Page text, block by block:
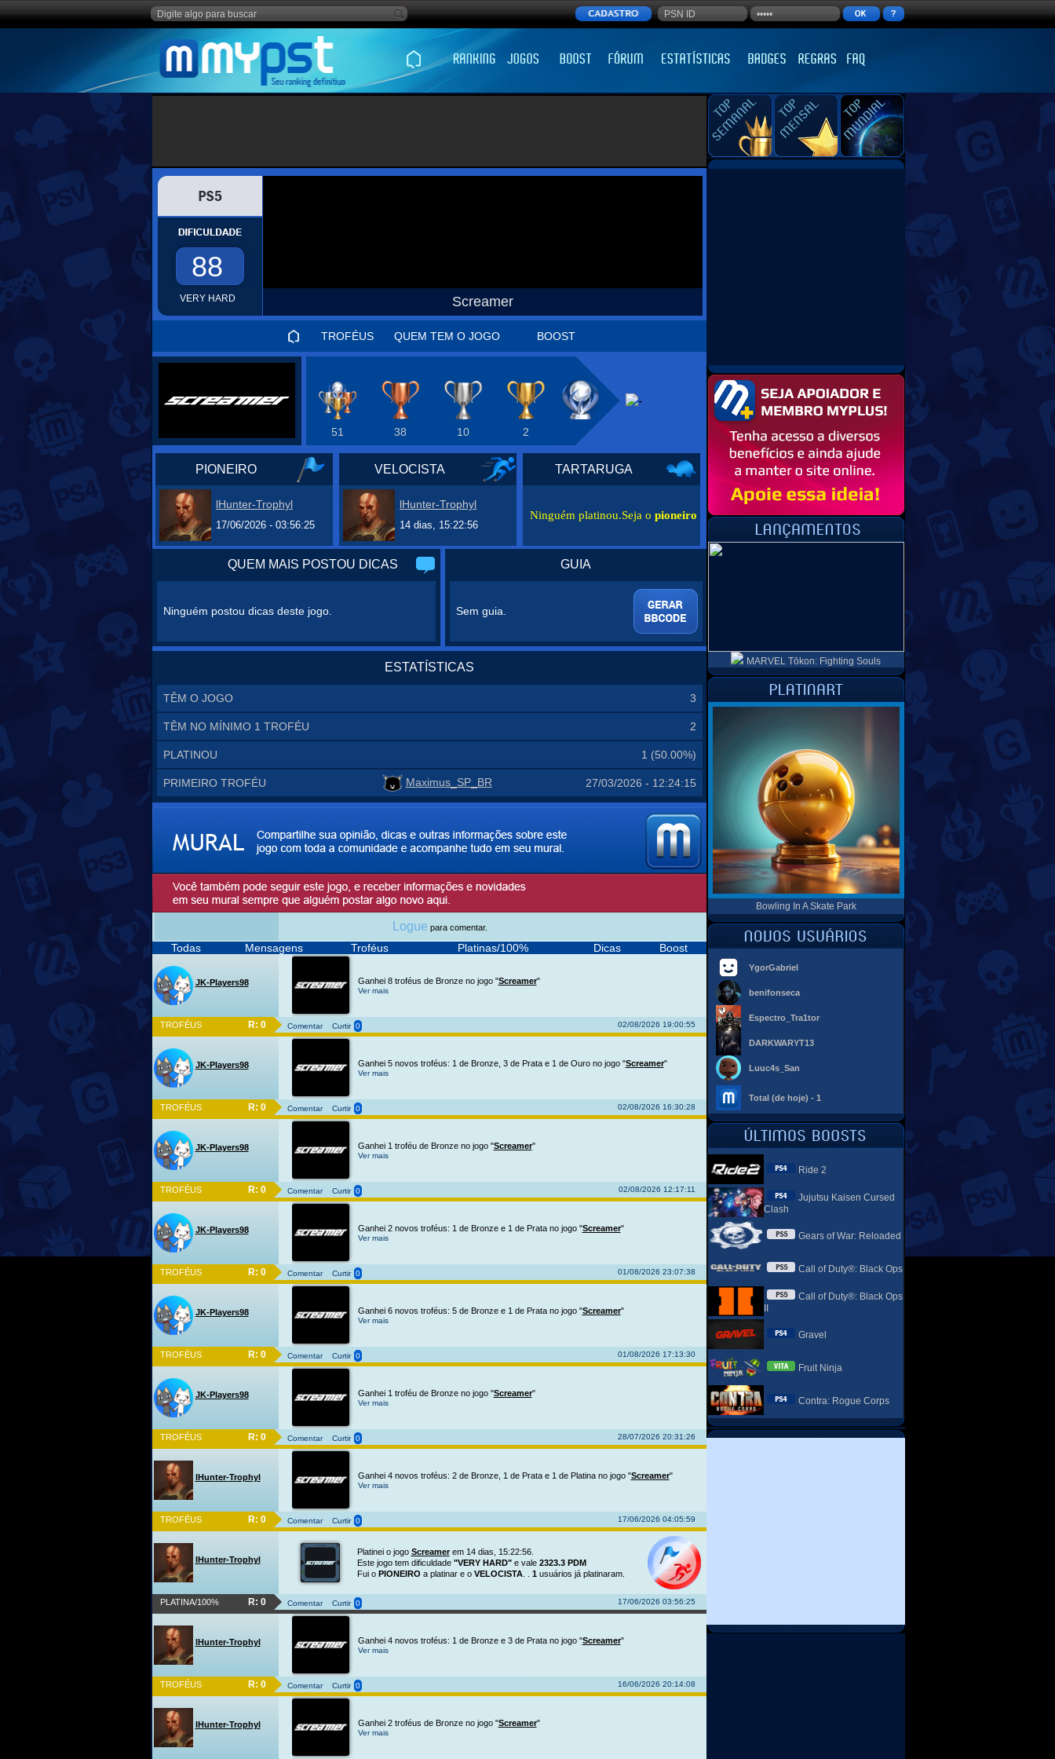
88
VERY HARD Screamer
TROFÉUS QUEM TEM O JOGO BOOST
51 38 10 2
PIONEIRO
lHunter-Trophyl
17/06/2026 - 03:56:25
VELOCISTA
lHunter-Trophyl
14 dias, 15:22:56
TARTARUGA
Ninguém platinou.Seja o pioneiro
QUEM MAIS POSTOU DICAS GUIA
Ninguém postou dicas deste jogo. Sem guia.
ESTATÍSTICAS
TÊM O JOGO 3
TÊM NO MÍNIMO 1 TROFÉU 2
PLATINOU 1 (50.00%)
PRIMEIRO TROFÉU Maximus_SP_BR 27/03/2026 - 12:24:15
Logue para comentar.
Todas Mensagens Troféus Platinas/100% Dicas Boost
JK-Players98 Ganhei 8 troféus de Bronze no jogo "Screamer"
Ver mais
TROFÉUS R: 0 Comentar Curtir 0 02/08/2026 19:00:55
JK-Players98 Ganhei 5 novos troféus: 1 de Bronze, 3 de Prata e 1 de Ouro no jogo "Screamer"
Ver mais
TROFÉUS R: 0 Comentar Curtir 0 02/08/2026 16:30:28
JK-Players98 Ganhei 1 troféu de Bronze no jogo "Screamer"
Ver mais
TROFÉUS R: 0 Comentar Curtir 0 02/08/2026 12:17:11
JK-Players98 Ganhei 2 novos troféus: 1 de Bronze e 1 de Prata no jogo "Screamer"
Ver mais
TROFÉUS R: 0 Comentar Curtir 0 01/08/2026 23:07:38
JK-Players98 Ganhei 6 novos troféus: 5 de Bronze e 1 de Prata no jogo "Screamer"
Ver mais
TROFÉUS R: 0 Comentar Curtir 0 01/08/2026 17:13:30
JK-Players98 Ganhei 1 troféu de Bronze no jogo "Screamer"
Ver mais
TROFÉUS R: 0 Comentar Curtir 0 28/07/2026 20:31:26
lHunter-Trophyl Ganhei 4 novos troféus: 2 de Bronze, 1 de Prata e 1 de Platina no jogo "Screamer"
Ver mais
TROFÉUS R: 0 Comentar Curtir 0 17/06/2026 04:05:59
lHunter-Trophyl
Platinei o jogo Screamerem 14 dias, 15:22:56.
Este jogo tem dificuldade "VERY HARD"e vale 2323.3 PDM
Fui o PIONEIRO a platinar e o VELOCISTA. . 1usuários já platinaram.
PLATINA/100% R: 0 Comentar Curtir 0 17/06/2026 03:56:25
lHunter-Trophyl Ganhei 4 novos troféus: 1 de Bronze e 3 de Prata no jogo "Screamer"
Ver mais
TROFÉUS R: 0 Comentar Curtir 0 16/06/2026 20:14:08
lHunter-Trophyl Ganhei 2 troféus de Bronze no jogo "Screamer"
Ver mais
MARVEL Tōkon: Fighting Souls
Bowling In A Skate Park
YgorGabriel
benifonseca
Espectro_Tra1tor
DARKWARYT13
Luuc4s_San
Total (de hoje) - 1
Ride 2
Jujutsu Kaisen Cursed
Clash
Gears of War: Reloaded
Call of Duty®: Black Ops
Call of Duty®: Black Ops
Gravel
Fruit Ninja
Contra: Rogue Corps